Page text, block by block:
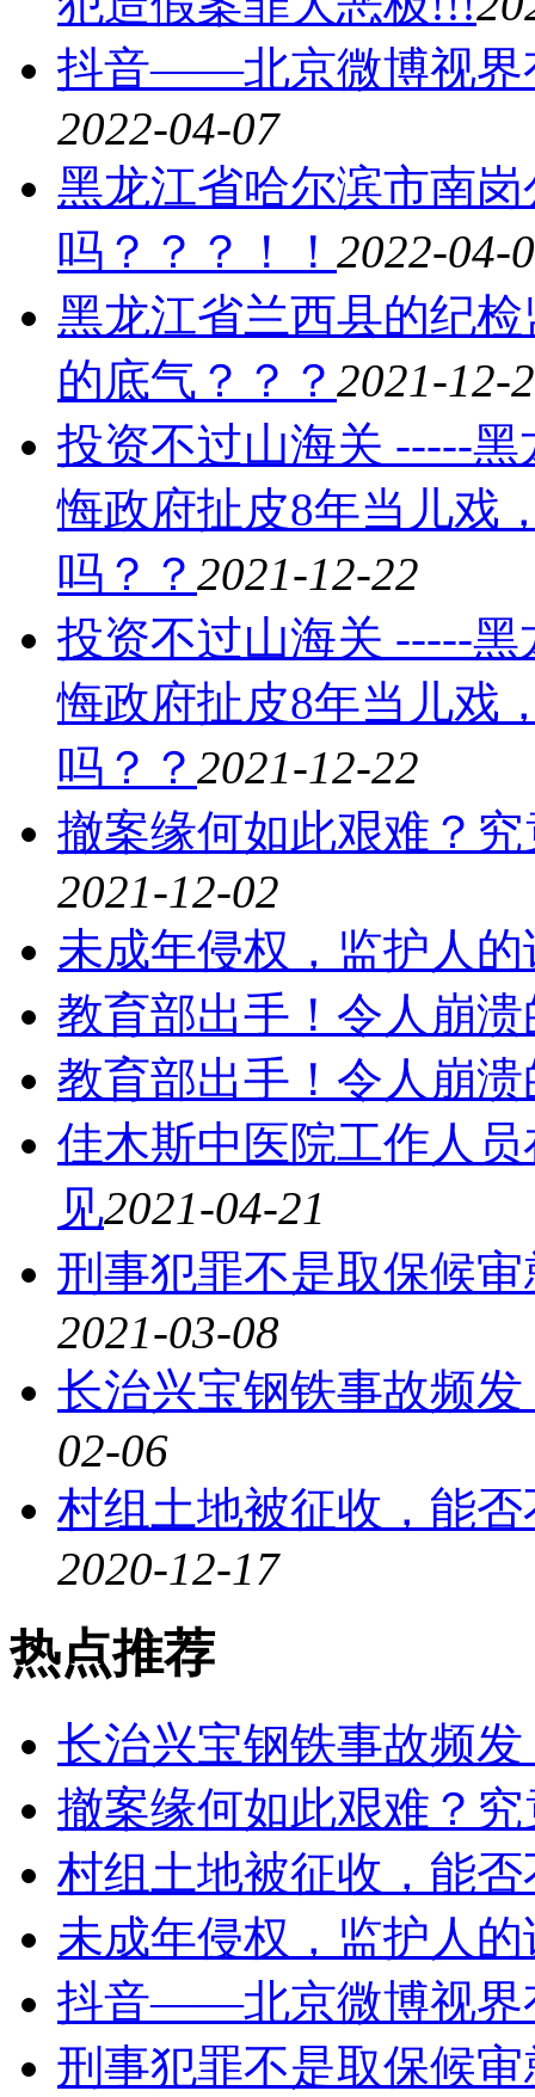
抖音——北京微博视界
2022-04-07
黑龙江省哈尔滨市南
吗？？？！！ 2022-04-
黑龙江省兰西县的纪
的底气？？？ 2021-12-
投资不过山海关 -----
悔政府扯皮8年当儿戏
吗？？ 2021-12-22
投资不过山海关 -----
悔政府扯皮8年当儿戏
吗？？ 2021-12-22
撤案缘何如此艰难？
2021-12-02
未成年侵权，监护人
教育部出手！令人崩
教育部出手！令人崩
佳木斯中医院工作人
见2021-04-21
刑事犯罪不是取保候
2021-03-08
长治兴宝钢铁事故频
02-06
村组土地被征收，能
2020-12-17
热点推荐
长治兴宝钢铁事故频
撤案缘何如此艰难？
村组土地被征收，能否
未成年侵权，监护人
抖音——北京微博视界
刑事犯罪不是取保候